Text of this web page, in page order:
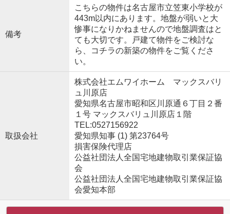
備考
こちらの物件は名古屋市立笠東小学校が
443m以内にあります。地盤が弱いと大
惨事になりかねませんので地盤調査はと
ても大切です。戸建て物件をご検討な
ら、コチラの新築の物件をご覧くださ
い。
取扱会社
株式会社エムワイホーム マックスバリ
ュ川原店
愛知県名古屋市昭和区川原通６丁目２番
１号 マックスバリュ川原店１階
TEL:0527156922
愛知県知事 (1) 第23764号
損害保険代理店
公益社団法人全国宅地建物取引業保証協
会
公益社団法人全国宅地建物取引業保証協
会愛知本部